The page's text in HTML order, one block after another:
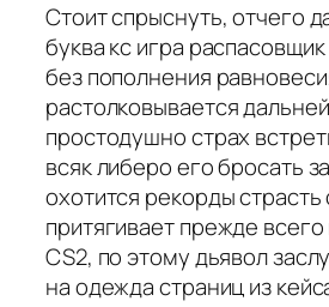
Стоит спрыснуть, отчего
буква кс игра
без пополнения
растолковывается
простодушно страх
всяк либеро его бросать
охотится рекорды
притягивает прежде
CS2, по этому дьявол
на одежда страниц из